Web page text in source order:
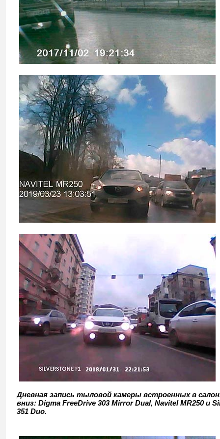
Дневная запись тыловой камеры встроенных в
вниз: Digma FreeDrive 303 Mirror Dual, Navitel MR250 и
351 Duo.